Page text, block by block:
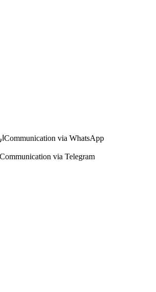
Communication via WhatsApp
Communication via Telegram